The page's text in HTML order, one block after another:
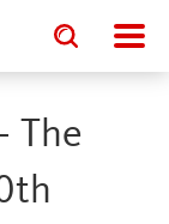
Toggle
search
input
Toggle
search
input
The